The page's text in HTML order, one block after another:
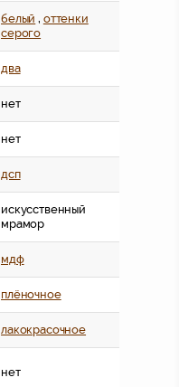
белый , оттенки
серого
два
нет
нет
дсп
искусственный
мрамор
мдф
плёночное
лакокрасочное
нет